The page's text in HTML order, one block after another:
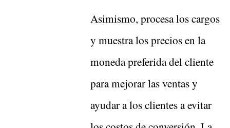
Asimismo, procesa los cargos
y muestra los precios en la
moneda preferida del cliente
para mejorar las ventas y
ayudar a los clientes a evitar